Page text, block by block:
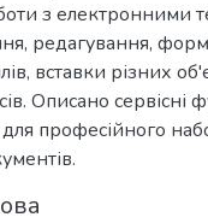
з електронними
редагування,
вставки різних
Описано
для професійного